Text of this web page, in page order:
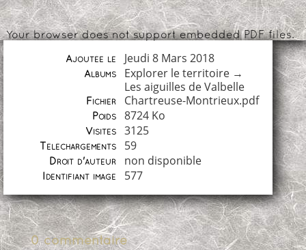
Your browser does not support embedded PDF files.
Ajoutée le Jeudi 8 Mars 2018
Albums Explorer le territoire→
Les aiguilles de Valbelle
Fichier Chartreuse-Montrieux.pdf
Poids 8724 Ko
Visites 3125
Téléchargements 59
Droit d'auteur non disponible
Identifiant image 577
0 commentaire